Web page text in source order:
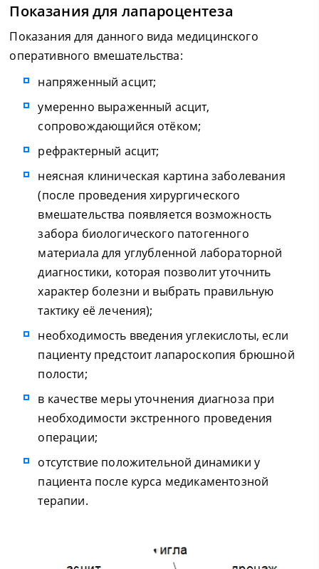
Показания для лапароцентеза
Показания для данного вида медицинского
оперативного вмешательства:
напряженный асцит;
умеренно выраженный асцит,
сопровождающийся отёком;
рефрактерный асцит;
неясная клиническая картина заболевания
(после проведения хирургического
вмешательства появляется возможность
забора биологического патогенного
материала для углубленной лабораторной
диагностики, которая позволит уточнить
характер болезни и выбрать правильную
тактику её лечения);
необходимость введения углекислоты, если
пациенту предстоит лапароскопия брюшной
полости;
в качестве меры уточнения диагноза при
необходимости экстренного проведения
операции;
отсутствие положительной динамики у
пациента после курса медикаментозной
терапии.